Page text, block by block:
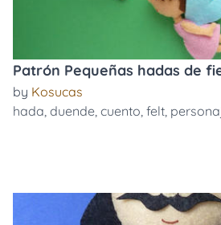
Patrón Pequeñas hadas de
by Kosucas
hada, duende, cuento, felt,